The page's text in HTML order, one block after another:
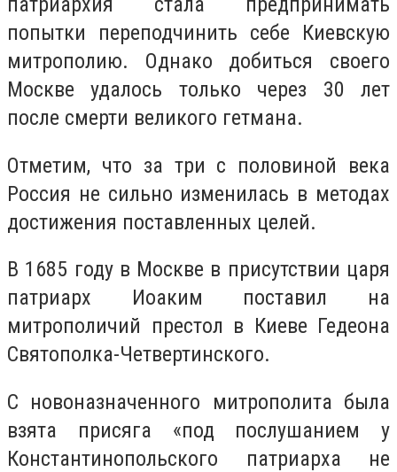
попытки переподчинить себе Киевскую
митрополию. Однако добиться своего
Москве удалось только через 30 лет
после смерти великого гетмана.
Отметим, что за три с половиной века
Россия не сильно изменилась в методах
достижения поставленных целей.
В 1685 году в Москве в присутствии царя
патриарх Иоаким поставил на
митрополичий престол в Киеве Гедеона
Святополка-Четвертинского.
С новоназначенного митрополита была
взята присяга «под послушанием у
Константинопольского патриарха не